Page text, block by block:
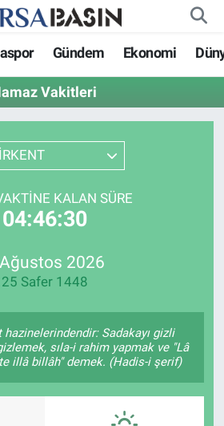
Gündem Ekonomi
Vakitleri
KALAN SÜRE
04:46:30
2026
25 Safer 1448
hazinelerindendir: Sadakayı gizli
sıla-i rahim yapmak ve "Lâ
illâ billâh" demek. (Hadis-i şerif)
Durumu ve Fikstür